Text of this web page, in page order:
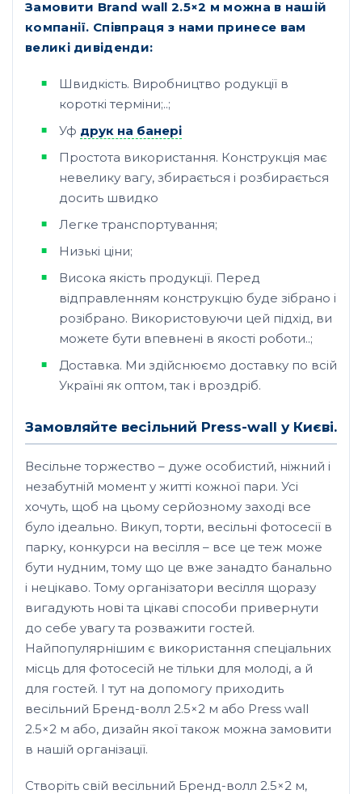
Замовити Brand wall 2.5×2 м можна в нашій
компанії. Співпраця з нами принесе вам
великі дивіденди:
Швидкість. Виробництво родукції в
короткі терміни;..;
Уф друк на банері
Простота використання. Конструкція має
невелику вагу, збирається і розбирається
досить швидко
Легке транспортування;
Низькі ціни;
Висока якість продукції. Перед
відправленням конструкцію буде зібрано і
розібрано. Використовуючи цей підхід, ви
можете бути впевнені в якості роботи..;
Доставка. Ми здійснюємо доставку по всій
Україні як оптом, так і вроздріб.
Замовляйте весільний Press-wall у Києві.
Весільне торжество – дуже особистий, ніжний і
незабутній момент у житті кожної пари. Усі
хочуть, щоб на цьому серйозному заході все
було ідеально. Викуп, торти, весільні фотосесії в
парку, конкурси на весілля – все це теж може
бути нудним, тому що це вже занадто банально
і нецікаво. Тому організатори весілля щоразу
вигадують нові та цікаві способи привернути
до себе увагу та розважити гостей.
Найпопулярнішим є використання спеціальних
місць для фотосесій не тільки для молоді, а й
для гостей. І тут на допомогу приходить
весільний Бренд-волл 2.5×2 м або Press wall
2.5×2 м або, дизайн якої також можна замовити
в нашій організації.
Створіть свій весільний Бренд-волл 2.5×2 м,